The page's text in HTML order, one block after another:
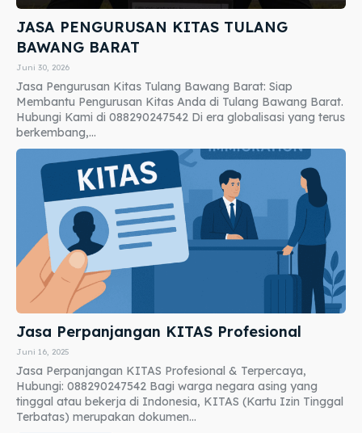
JASA PENGURUSAN KITAS TULANG
BAWANG BARAT
Juni 30, 2026
Jasa Pengurusan Kitas Tulang Bawang Barat: Siap
Membantu Pengurusan Kitas Anda di Tulang Bawang Barat.
Hubungi Kami di 088290247542 Di era globalisasi yang terus
berkembang,...
Jasa Perpanjangan KITAS Profesional
Juni 16, 2025
Jasa Perpanjangan KITAS Profesional & Terpercaya,
Hubungi: 088290247542 Bagi warga negara asing yang
tinggal atau bekerja di Indonesia, KITAS (Kartu Izin Tinggal
Terbatas) merupakan dokumen...